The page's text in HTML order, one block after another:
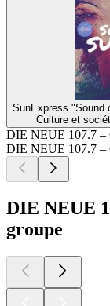
SunExpress "Sound
Culture et
DIE NEUE 107.7 –
DIE NEUE 107.7 –
DIE NEUE
groupe